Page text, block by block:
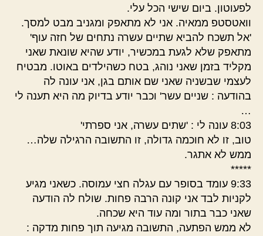
לפעוטון. ביום שישי הכל עלי.
וואטסטפ ממאיה. אני לא מתאפק ומגניב מבט למסך.
'אל תשכח להביא שתיים עשרה נתחים של חזה עוף'
מתאפק שלא לגעת במכשיר, יודע שהיא שונאת שאני
מקליד בזמן שאני נוהג, בטח כשהילדים באוטו. מבטיח
לעצמי שבשניה שאני שם אותם בגן, אני עונה לה
בהודעה : שניים עשר' וכבר יודע בדיוק מה היא תענה לי
…
8:03 עונה לי : 'שתים עשרה, אני ספרתי'
טוב, זו לא חוכמה גדולה, זו התשובה הרגילה שלה…
ממש לא אתגר.
*****
9:33 עומד בסופר עם עגלה חצי עמוסה. כשאני מגיע
לקניות לבד אני קונה הרבה פחות. שולח לה הודעה
שאני כבר בתור ומה עוד היא שכחה.
לא ממש הפתעה, התשובה מגיעה תוך פחות מדקה :